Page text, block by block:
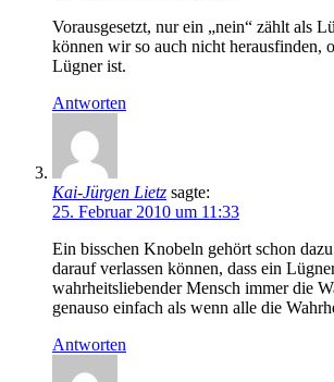
Vorausgesetzt, nur ein „nein“ zählt als
können wir so auch nicht herausfinden,
Lügner ist.
Antworten
Kai-Jürgen Lietz sagte:
25. Februar 2010 um 11:33
Ein bisschen Knobeln gehört schon
darauf verlassen können, dass ein
wahrheitsliebender Mensch immer die
genauso einfach als wenn alle die
Antworten